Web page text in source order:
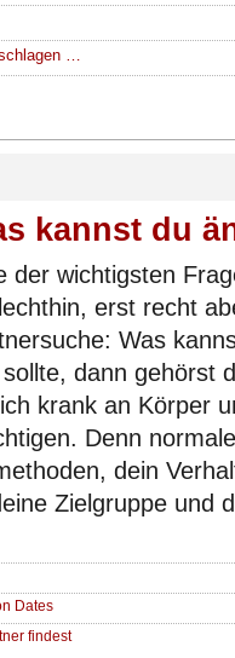
…
kannst du
der wichtigsten
erst recht
Was
dann gehörst
krank an Körper
Denn
dein
Zielgruppe und
Dates
findest